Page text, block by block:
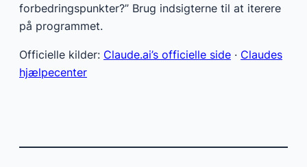
forbedringspunkter?” Brug indsigterne til at iterere
på programmet.
Officielle kilder: Claude.ai’s officielle side · Claudes
hjælpecenter